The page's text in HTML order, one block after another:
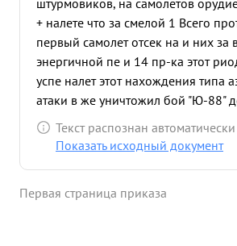
штурмовиков, на самолетов
+ налете что за смелой 1 Всего
первый самолет отсек на и них за
энергичной пе и 14 пр-ка этот
успе налет этот нахождения типа
атаки в же уничтожил бой "Ю-88"
РОССОШЬ на 2-мя прикрывая одну
самолет воздушных боях сбил 1
вновь отличился За всю при эту
Текст распознан автоматически
Показать исходный документ
Первая страница приказа